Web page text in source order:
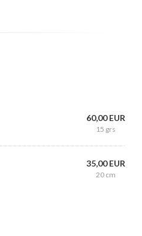
60,00 EUR
15 grs
35,00 EUR
20 cm